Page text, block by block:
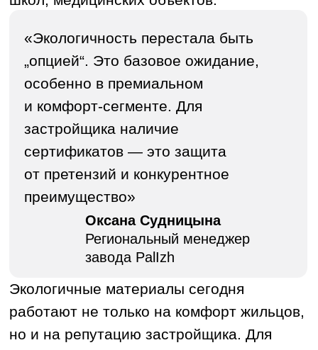
перерывов между слоями, тем
к следующему этапу. Это прямое
сокращение затрат», — отметили
в компании.
Быстросохнущая краска — это не только
оптимизация процесса, но и стабильное
качество покрытия. А значит, меньше
переделок и меньше риска срыва сроков.
НАДЕЖНОСТЬ,
ПРОВЕРЕННАЯ
ВРЕМЕНЕМ
Не менее важен эксплуатационный
фактор. Краска должна выдерживать
перепады температуры, влажность,
механическую нагрузку и при этом